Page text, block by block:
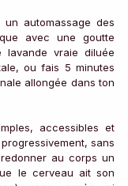
automassage des
avec une goutte
lavande vraie diluée
ou fais 5 minutes
allongée dans ton
accessibles et
sans
au corps un
le cerveau ait son